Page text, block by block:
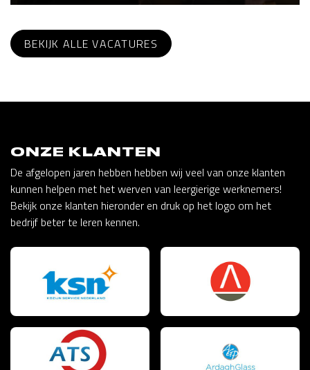
BEKIJK ALLE VACATURES
ONZE KLANTEN
De afgelopen jaren hebben hebben wij veel van onze klanten
kunnen helpen met het werven van leergierige werknemers!
Bekijk onze klanten hieronder en druk op het logo om het
bedrijf beter te leren kennen.